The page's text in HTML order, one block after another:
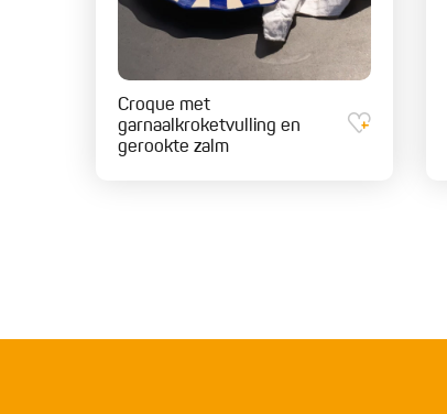
Croque met
garnaalkroketvulling en
gerookte zalm